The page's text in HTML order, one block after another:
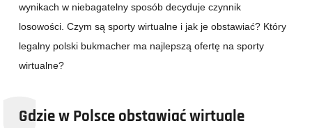
wynikach w niebagatelny sposób decyduje czynnik
losowości. Czym są sporty wirtualne i jak je obstawiać? Który
legalny polski bukmacher ma najlepszą ofertę na sporty
wirtualne?
Gdzie w Polsce obstawiać wirtuale